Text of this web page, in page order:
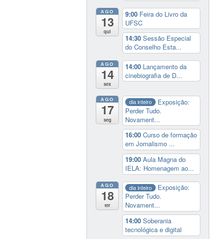
AGO
13
qui
9:00 Feira do Livro da
UFSC
14:30Sessão Especial
do Conselho Esta...
AGO
14
sex
14:00 Lançamento da
cinebiografia de D...
AGO
17
seg
dia inteiro
Exposição:
Perder Tudo.
Novament...
16:00Curso de formação
em Jornalismo ...
19:00Aula Magna do
IELA: Homenagem ao...
AGO
18
ter
dia inteiro
Exposição:
Perder Tudo.
Novament...
14:00Soberania
tecnológica e digital